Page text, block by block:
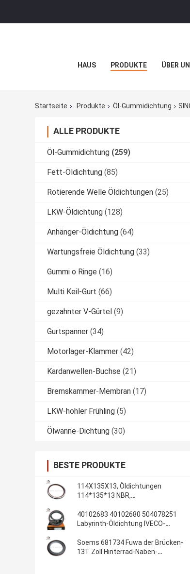
HAUS PRODUKTE ÜBER
Startseite Produkte Öl-Gummidichtung
ALLE PRODUKTE
Öl-Gummidichtung (259)
Fett-Öldichtung (85)
Rotierende Welle Öldichtungen (25)
LKW-Öldichtung (128)
Anhänger-Öldichtung (64)
Wartungsfreie Öldichtung (33)
Gummi o Ringe (16)
Multi Keil-Gurt (66)
gezahnter V-Gürtel (9)
Gurtspanner (34)
Motorlager-Klammer (42)
Kardanwellen-Buchse (21)
Bremskammer-Membran (17)
LKW-hohler Frühling (5)
Ölwanne-Dichtung (30)
BESTE PRODUKTE
114X135X13, Öldichtungen
114*135*13 NBR,
Öldichtungs-Material: NBR
40102683 40102680 504078251
Labyrinth-Öldichtung IVECO-
100*130*13/14 innere
Soems 681734 Fuwa der Brücken-
13T Zoll Hinterrad-Naben-